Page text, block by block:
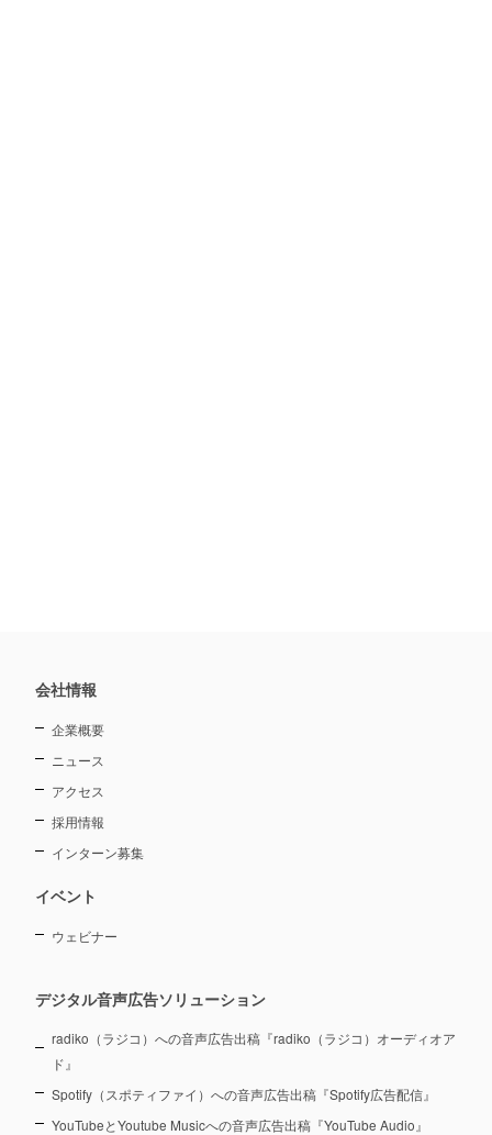
会社情報
企業概要
ニュース
アクセス
採用情報
インターン募集
イベント
ウェビナー
デジタル音声広告ソリューション
radiko（ラジコ）への音声広告出稿『radiko（ラジコ）オーディオア
ド』
Spotify（スポティファイ）への音声広告出稿『Spotify広告配信』
YouTubeとYoutube Musicへの音声広告出稿『YouTube Audio』